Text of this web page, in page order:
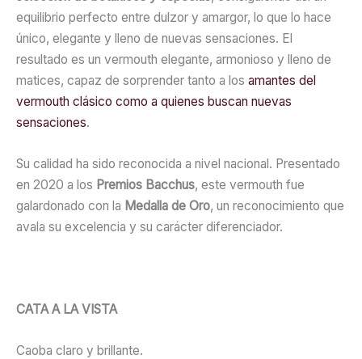
equilibrio perfecto entre dulzor y amargor, lo que lo hace
único, elegante y lleno de nuevas sensaciones. El
resultado es un vermouth elegante, armonioso y lleno de
matices, capaz de sorprender tanto a los amantes del
vermouth clásico como a quienes buscan nuevas
sensaciones.
Su calidad ha sido reconocida a nivel nacional. Presentado
en 2020 a los Premios Bacchus, este vermouth fue
galardonado con la Medalla de Oro, un reconocimiento que
avala su excelencia y su carácter diferenciador.
CATA A LA VISTA
Caoba claro y brillante.